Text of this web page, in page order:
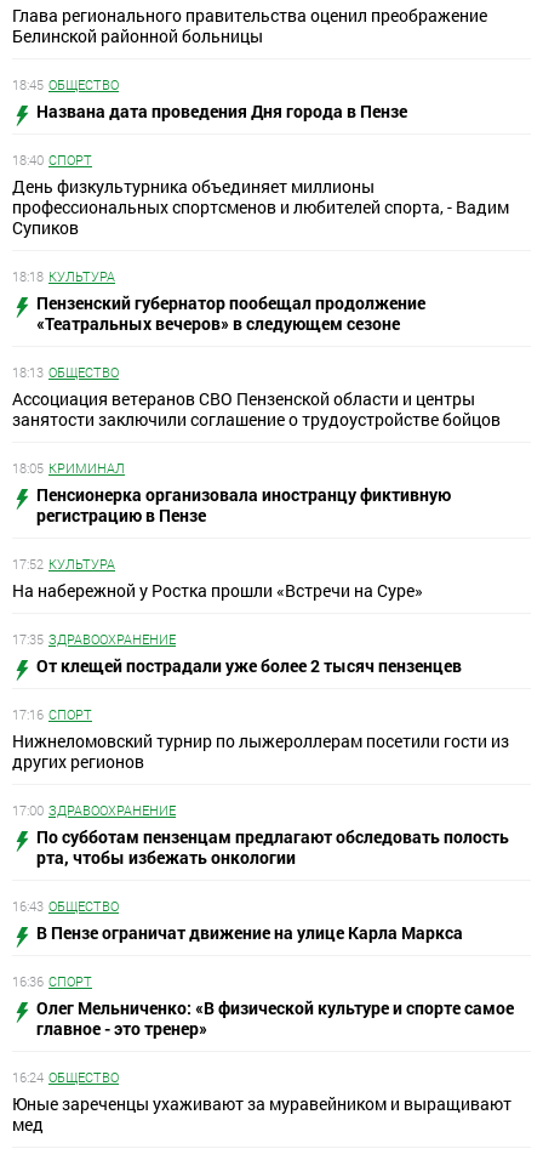
Глава регионального правительства оценил преображение
Белинской районной больницы
18:45 ОБЩЕСТВО
Названа дата проведения Дня города в Пензе
18:40 СПОРТ
День физкультурника объединяет миллионы
профессиональных спортсменов и любителей спорта, - Вадим
Супиков
18:18 КУЛЬТУРА
Пензенский губернатор пообещал продолжение
«Театральных вечеров» в следующем сезоне
18:13 ОБЩЕСТВО
Ассоциация ветеранов СВО Пензенской области и центры
занятости заключили соглашение о трудоустройстве бойцов
18:05 КРИМИНАЛ
Пенсионерка организовала иностранцу фиктивную
регистрацию в Пензе
17:52 КУЛЬТУРА
На набережной у Ростка прошли «Встречи на Суре»
17:35 ЗДРАВООХРАНЕНИЕ
От клещей пострадали уже более 2 тысяч пензенцев
17:16 СПОРТ
Нижнеломовский турнир по лыжероллерам посетили гости из
других регионов
17:00 ЗДРАВООХРАНЕНИЕ
По субботам пензенцам предлагают обследовать полость
рта, чтобы избежать онкологии
16:43 ОБЩЕСТВО
В Пензе ограничат движение на улице Карла Маркса
16:36 СПОРТ
Олег Мельниченко: «В физической культуре и спорте самое
главное - это тренер»
16:24 ОБЩЕСТВО
Юные зареченцы ухаживают за муравейником и выращивают
мед